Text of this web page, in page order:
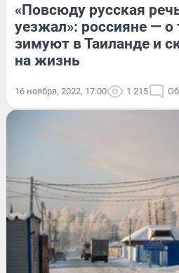
«Повсюду русская
уезжал»: россияне — о
зимуют в Таиланде и
на жизнь
16 ноября, 2022, 17:00 1 215